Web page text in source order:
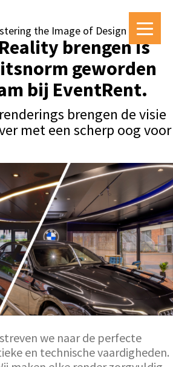
the Image of Design
brengen is
geworden
bij EventRent.
brengen de visie
met een scherp oog voor
we naar de perfecte
en technische vaardigheden.